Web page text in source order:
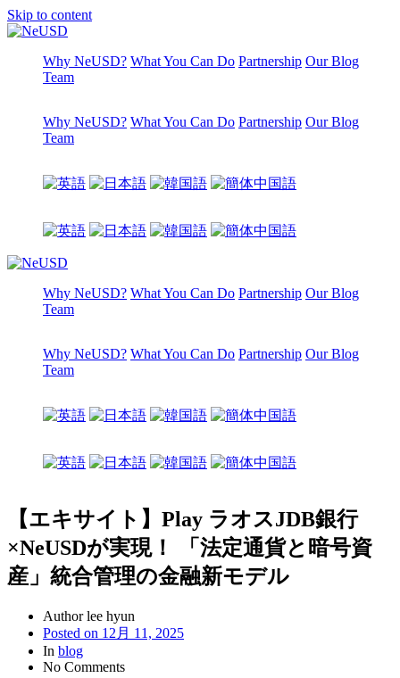
Skip to content
Why NeUSD? What You Can Do Partnership Our Blog
Team
Why NeUSD? What You Can Do Partnership Our Blog
Team
Why NeUSD? What You Can Do Partnership Our Blog
Team
Why NeUSD? What You Can Do Partnership Our Blog
Team
【エキサイト】Play ラオスJDB銀行
×NeUSDが実現！ 「法定通貨と暗号資
産」統合管理の金融新モデル
Authorlee hyun
Posted on 12月 11, 2025
In blog
No Comments